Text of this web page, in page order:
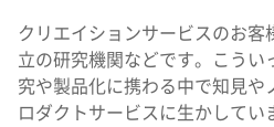
クリエイションサービスのお客
立の研究機関などです。こうい
究や製品化に携わる中で知見
ロダクトサービスに生かしてい